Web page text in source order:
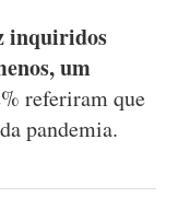
inquiridos
um
referiram que
pandemia.